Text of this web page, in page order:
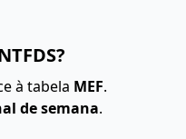
à tabela MEF.
de semana.